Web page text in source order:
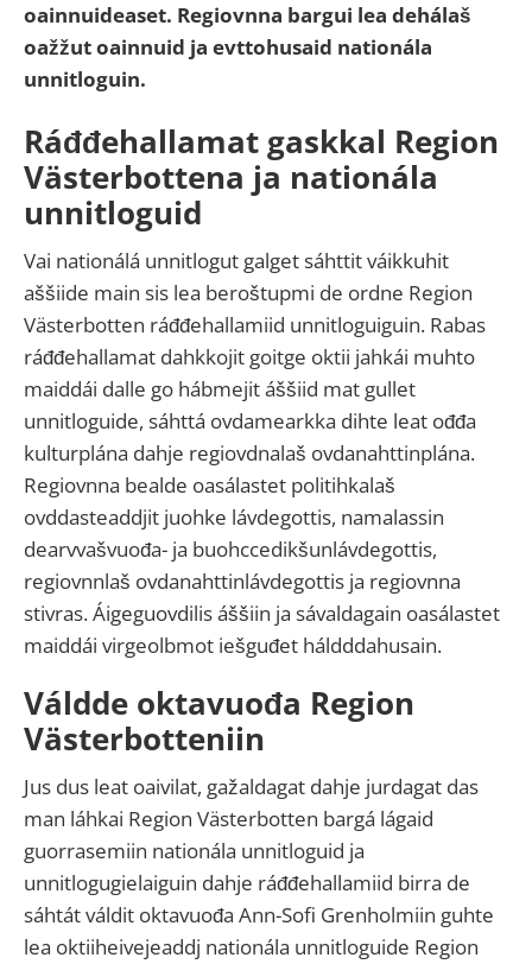
oainnuideaset. Regiovnna bargui lea dehálaš
oažžut oainnuid ja evttohusaid nationála
unnitloguin.
Ráđđehallamat gaskkal Region
Västerbottena ja nationála
unnitloguid
Vai nationálá unnitlogut galget sáhttit váikkuhit
aššiide main sis lea beroštupmi de ordne Region
Västerbotten ráđđehallamiid unnitloguiguin. Rabas
ráđđehallamat dahkkojit goitge oktii jahkái muhto
maiddái dalle go hábmejit áššiid mat gullet
unnitloguide, sáhttá ovdamearkka dihte leat ođđa
kulturplána dahje regiovdnalaš ovdanahttinplána.
Regiovnna bealde oasálastet politihkalaš
ovddasteaddjit juohke lávdegottis, namalassin
dearvvašvuođa- ja buohccedikšunlávdegottis,
regiovnnlaš ovdanahttinlávdegottis ja regiovnna
stivras. Áigeguovdilis áššiin ja sávaldagain oasálastet
maiddái virgeolbmot iešguđet háldddahusain.
Váldde oktavuođa Region
Västerbotteniin
Jus dus leat oaivilat, gažaldagat dahje jurdagat das
man láhkai Region Västerbotten bargá lágaid
guorrasemiin nationála unnitloguid ja
unnitlogugielaiguin dahje ráđđehallamiid birra de
sáhtát váldit oktavuođa Ann-Sofi Grenholmiin guhte
lea oktiiheivejeaddj nationála unnitloguide Region